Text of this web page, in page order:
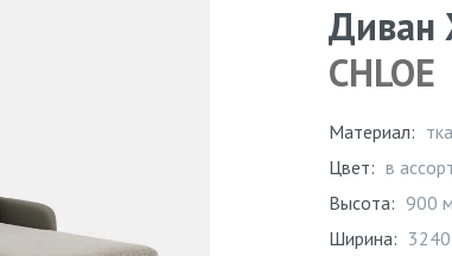
Диван
CHLOE
Материал:
Цвет: в
Высота: 900
Ширина: